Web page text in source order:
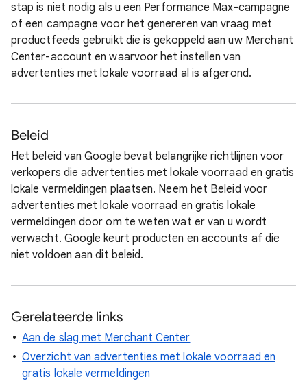
stap is niet nodig als u een Performance Max-campagne
of een campagne voor het genereren van vraag met
productfeeds gebruikt die is gekoppeld aan uw Merchant
Center-account en waarvoor het instellen van
advertenties met lokale voorraad al is afgerond.
Beleid
Het beleid van Google bevat belangrijke richtlijnen voor
verkopers die advertenties met lokale voorraad en gratis
lokale vermeldingen plaatsen. Neem het Beleid voor
advertenties met lokale voorraad en gratis lokale
vermeldingen door om te weten wat er van u wordt
verwacht. Google keurt producten en accounts af die
niet voldoen aan dit beleid.
Gerelateerde links
Aan de slag met Merchant Center
Overzicht van advertenties met lokale voorraad en
gratis lokale vermeldingen